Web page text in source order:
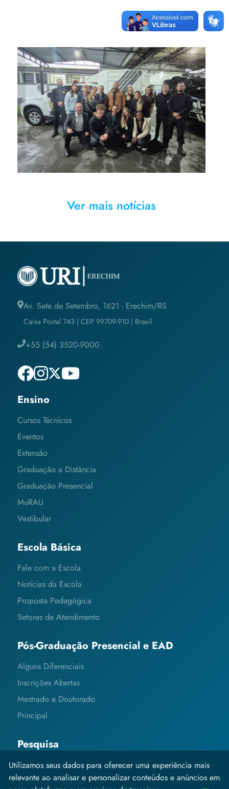
Alunos e professores foram
recebidos pela direção do
Presídio Estadual
Ver mais notícias
Av. Sete de Setembro, 1621 - Erechim/RS
Caixa Postal 743 | CEP 99709-910 | Brasil
+55 (54) 3520-9000
Ensino
Cursos Técnicos
Eventos
Extensão
Graduação a Distância
Graduação Presencial
MuRAU
Vestibular
Escola Básica
Fale com a Escola
Notícias da Escola
Proposta Pedagógica
Setores de Atendimento
Pós-Graduação Presencial e EAD
Alguns Diferenciais
Inscrições Abertas
Mestrado e Doutorado
Principal
Pesquisa
Editais e Informações
Grupos de Pesquisa
Utilizamos seus dados para oferecer uma experiência mais
relevante ao analisar e personalizar conteúdos e anúncios em